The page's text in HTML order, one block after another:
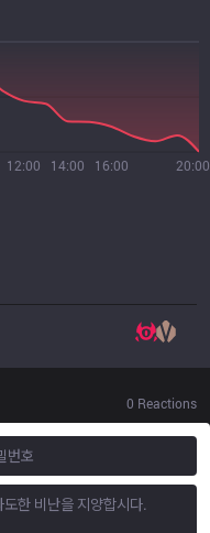
12:00 14:00 16:00 20:00
0 Reactions